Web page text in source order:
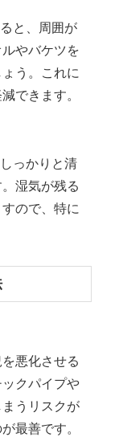
と、周囲が
やバケツを
う。これに
できます。
っかりと清
湿気が残る
ので、特に
悪化させる
クパイプや
うリスクが
最善です。